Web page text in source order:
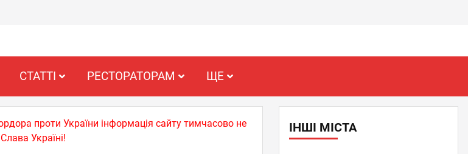
СТАТТІ РЕСТОРАТОРАМ ЩЕ
проти України інформація сайту тимчасово не
Україні!
ІНШІ МІСТА